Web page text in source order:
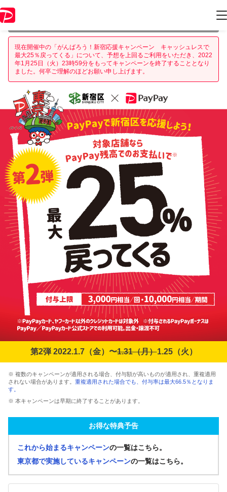
情報はキャンペーン終了時点のものになります。
現在開催中の「がんばろう！新宿応援キャンペーン キャッシュレスで
最大25％戻ってくる」について、予想を上回るご利用をいただき、2022
年1月25日（火）23時59分をもってキャンペーンを終了することとなり
ました。何卒ご理解のほどお願い申し上げます。
第2弾 2022.1.7（金）〜1.31（月）1.25（火）
※ 複数のキャンペーンが適用される場合、付与額が高いものが適用され、重複適用
されない場合があります。 重複適用された場合でも、付与率は最大66.5％となりま
す。
※ 本キャンペーンは早期に終了することがあります。
お得な特典予告
これから始まるキャンペーンの一覧はこちら。
東京都で実施しているキャンペーンの一覧はこちら。